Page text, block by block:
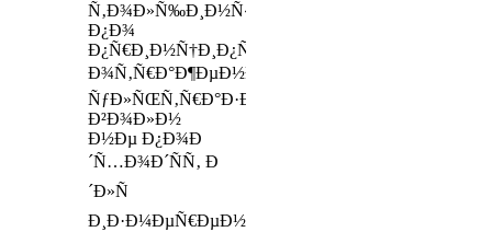
Ñ‚Ð¾Ð»Ñ‰Ð¸Ð½Ñ‹
Ð¿Ð¾
Ð¿Ñ€Ð¸Ð½Ñ†Ð¸Ð¿Ñƒ
Ð¾Ñ‚Ñ€Ð°Ð¶ÐµÐ½Ð¸Ñ
ÑƒÐ»ÑŒÑ‚Ñ€Ð°Ð·Ð²ÑƒÐºÐ¾Ð²Ñ‹Ñ…
Ð²Ð¾Ð»Ð½
Ð½Ðµ Ð¿Ð¾Ð
´Ñ…Ð¾Ð´ÑÑ‚ Ð
´Ð»Ñ
Ð¸Ð·Ð¼ÐµÑ€ÐµÐ½Ð¸Ñ